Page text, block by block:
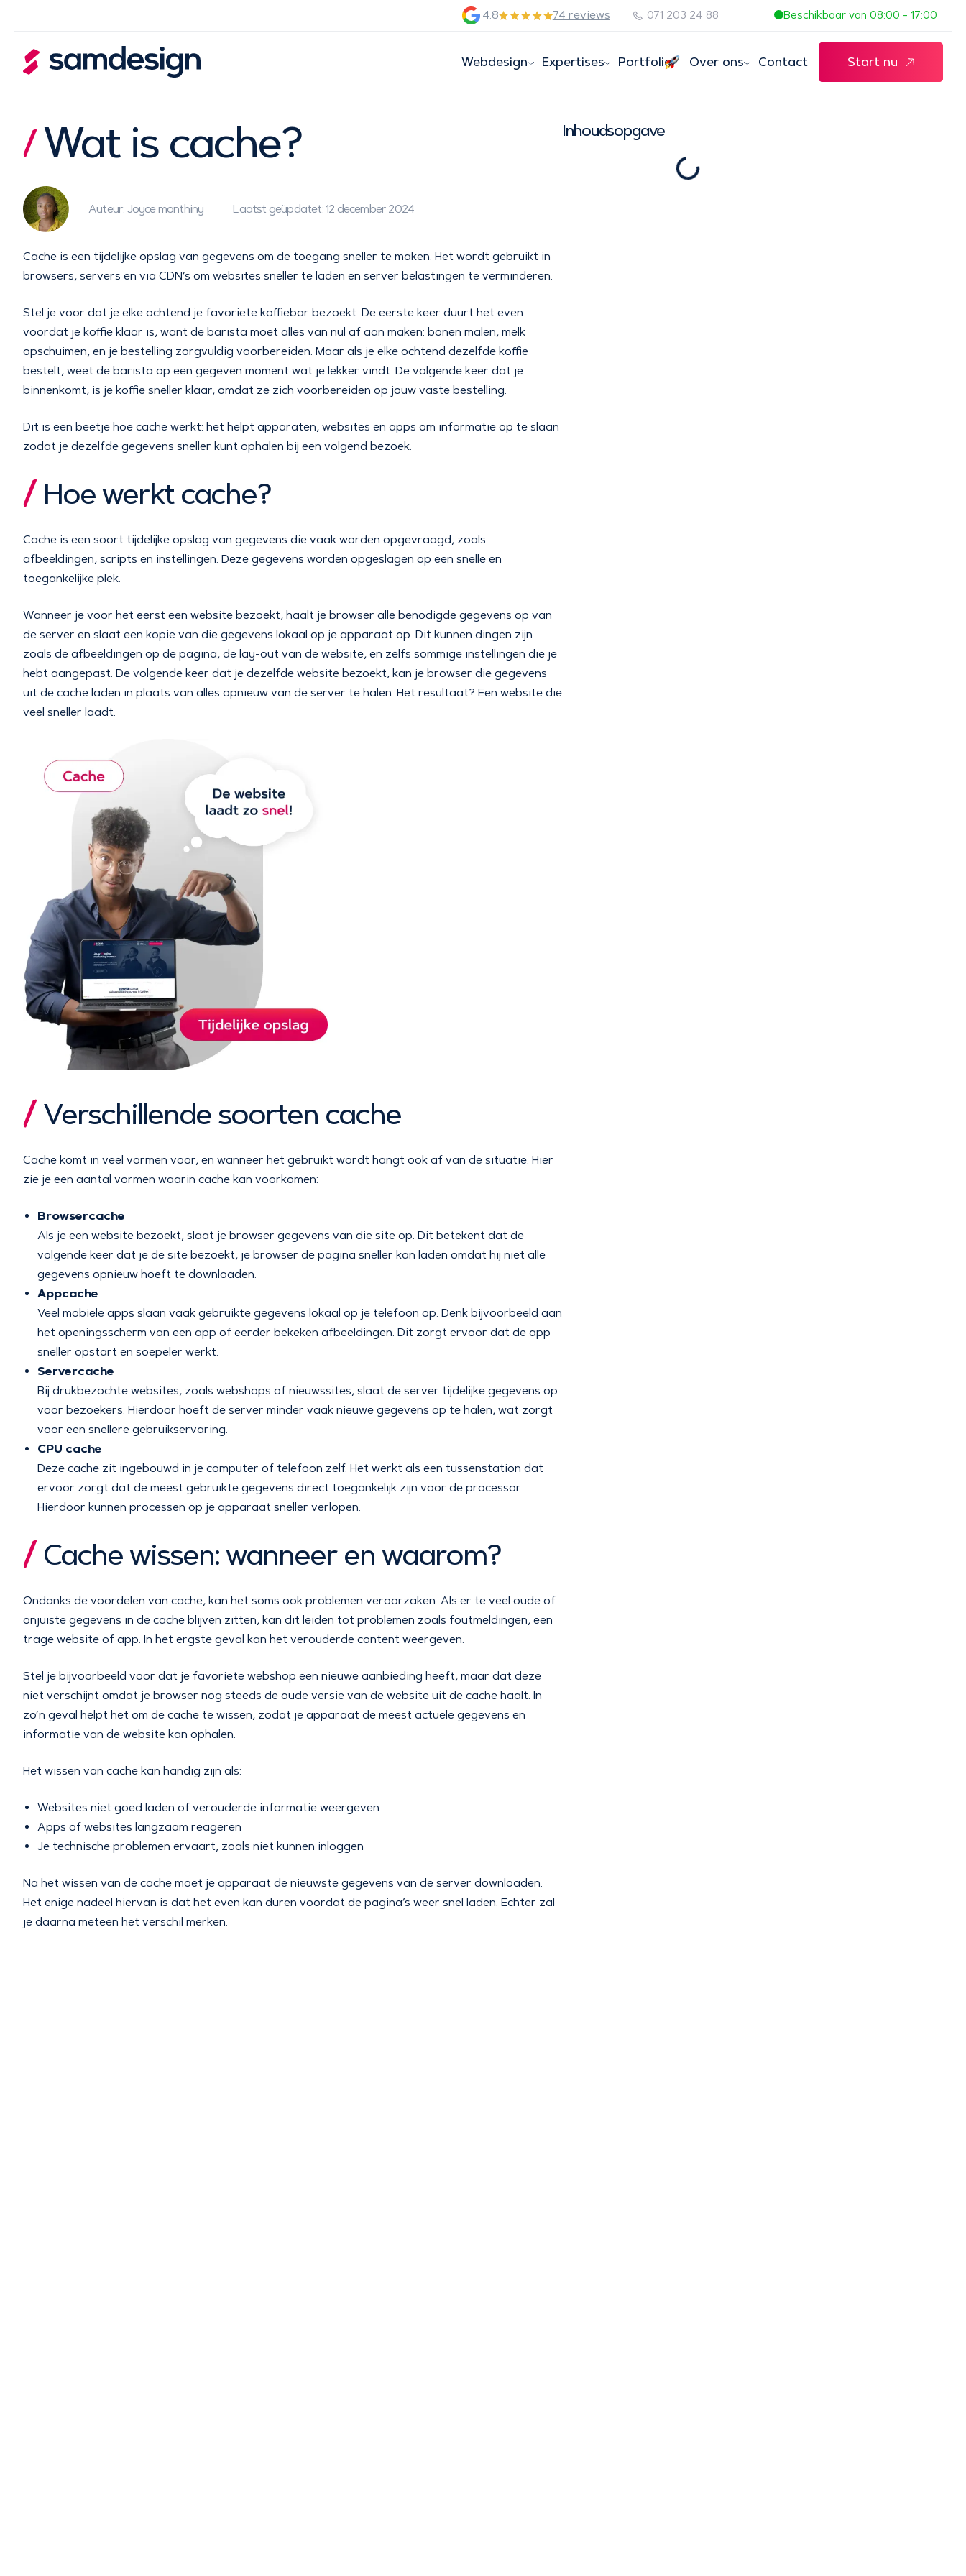
4.8 74 reviews 071 203 24 88 Beschikbaar van 08:00 - 17:00
Webdesign Expertises Portfolio Over ons Contact Start nu
Wat is cache?
Auteur: Joyce monthiny Laatst geüpdatet: 12 december 2024
Cache is een tijdelijke opslag van gegevens om de toegang sneller te maken. Het wordt gebruikt in
browsers, servers en via CDN’s om websites sneller te laden en server belastingen te verminderen.
Stel je voor dat je elke ochtend je favoriete koffiebar bezoekt. De eerste keer duurt het even
voordat je koffie klaar is, want de barista moet alles van nul af aan maken: bonen malen, melk
opschuimen, en je bestelling zorgvuldig voorbereiden. Maar als je elke ochtend dezelfde koffie
bestelt, weet de barista op een gegeven moment wat je lekker vindt. De volgende keer dat je
binnenkomt, is je koffie sneller klaar, omdat ze zich voorbereiden op jouw vaste bestelling.
Dit is een beetje hoe cache werkt: het helpt apparaten, websites en apps om informatie op te slaan
zodat je dezelfde gegevens sneller kunt ophalen bij een volgend bezoek.
Hoe werkt cache?
Cache is een soort tijdelijke opslag van gegevens die vaak worden opgevraagd, zoals
afbeeldingen, scripts en instellingen. Deze gegevens worden opgeslagen op een snelle en
toegankelijke plek.
Wanneer je voor het eerst een website bezoekt, haalt je browser alle benodigde gegevens op van
de server en slaat een kopie van die gegevens lokaal op je apparaat op. Dit kunnen dingen zijn
zoals de afbeeldingen op de pagina, de lay-out van de website, en zelfs sommige instellingen die je
hebt aangepast. De volgende keer dat je dezelfde website bezoekt, kan je browser die gegevens
uit de cache laden in plaats van alles opnieuw van de server te halen. Het resultaat? Een website die
veel sneller laadt.
Verschillende soorten cache
Cache komt in veel vormen voor, en wanneer het gebruikt wordt hangt ook af van de situatie. Hier
zie je een aantal vormen waarin cache kan voorkomen:
Browsercache
Als je een website bezoekt, slaat je browser gegevens van die site op. Dit betekent dat de
volgende keer dat je de site bezoekt, je browser de pagina sneller kan laden omdat hij niet alle
gegevens opnieuw hoeft te downloaden.
Appcache
Veel mobiele apps slaan vaak gebruikte gegevens lokaal op je telefoon op. Denk bijvoorbeeld aan
het openingsscherm van een app of eerder bekeken afbeeldingen. Dit zorgt ervoor dat de app
sneller opstart en soepeler werkt.
Servercache
Bij drukbezochte websites, zoals webshops of nieuwssites, slaat de server tijdelijke gegevens op
voor bezoekers. Hierdoor hoeft de server minder vaak nieuwe gegevens op te halen, wat zorgt
voor een snellere gebruikservaring.
CPU cache
Deze cache zit ingebouwd in je computer of telefoon zelf. Het werkt als een tussenstation dat
ervoor zorgt dat de meest gebruikte gegevens direct toegankelijk zijn voor de processor.
Hierdoor kunnen processen op je apparaat sneller verlopen.
Cache wissen: wanneer en waarom?
Ondanks de voordelen van cache, kan het soms ook problemen veroorzaken. Als er te veel oude of
onjuiste gegevens in de cache blijven zitten, kan dit leiden tot problemen zoals foutmeldingen, een
trage website of app. In het ergste geval kan het verouderde content weergeven.
Stel je bijvoorbeeld voor dat je favoriete webshop een nieuwe aanbieding heeft, maar dat deze
niet verschijnt omdat je browser nog steeds de oude versie van de website uit de cache haalt. In
zo’n geval helpt het om de cache te wissen, zodat je apparaat de meest actuele gegevens en
informatie van de website kan ophalen.
Het wissen van cache kan handig zijn als:
Websites niet goed laden of verouderde informatie weergeven.
Apps of websites langzaam reageren
Je technische problemen ervaart, zoals niet kunnen inloggen
Na het wissen van de cache moet je apparaat de nieuwste gegevens van de server downloaden.
Het enige nadeel hiervan is dat het even kan duren voordat de pagina’s weer snel laden. Echter zal
je daarna meteen het verschil merken.
Inhoudsopgave